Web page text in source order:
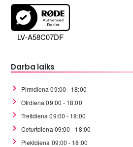
LV-A58C07DF
Darba laiks
Pirmdiena 09:00 - 18:00
Otrdiena 09:00 - 18:00
Trešdiena 09:00 - 18:00
Ceturtdiena 09:00 - 18:00
Piektdiena 09:00 - 18:00